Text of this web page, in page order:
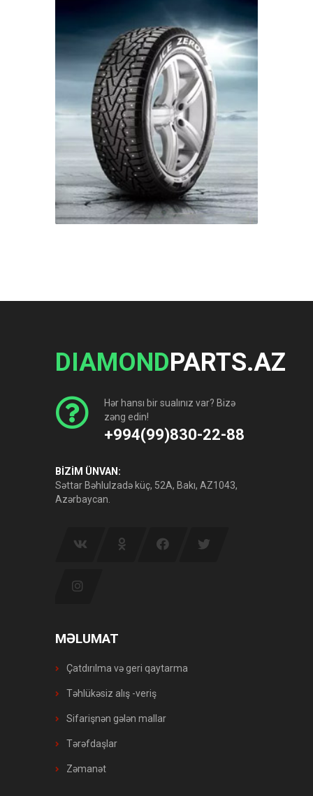
DIAMONDPARTS.AZ
Hər hansı bir sualınız var? Bizə
zəng edin!
+994(99)830-22-88
BİZİM ÜNVAN:
Səttar Bəhlulzadə küç, 52A, Bakı, AZ1043,
Azərbaycan.
MƏLUMAT
Çatdırılma və geri qaytarma
Təhlükəsiz alış -veriş
Sifarişnən gələn mallar
Tərəfdaşlar
Zəmanət